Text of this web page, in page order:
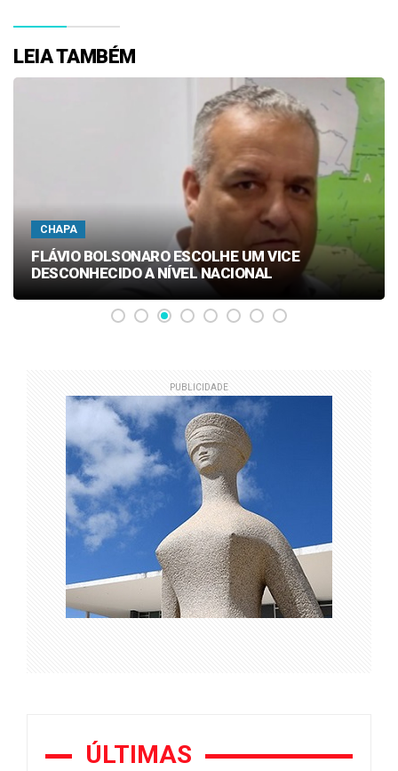
LEIA TAMBÉM
CHAPA
FLÁVIO BOLSONARO ESCOLHE UM VICE
DESCONHECIDO A NÍVEL NACIONAL
PUBLICIDADE
ÚLTIMAS